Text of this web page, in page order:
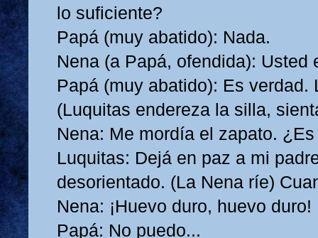
lo suficiente?
Papá (muy abatido): Nada.
Nena (a Papá, ofendida):
Papá (muy abatido): Es
(Luquitas endereza la silla,
Nena: Me mordía el zapato.
Luquitas: Dejá en paz a mi
desorientado. (La Nena ríe)
Nena: ¡Huevo duro, huevo duro!
Papá: No puedo...